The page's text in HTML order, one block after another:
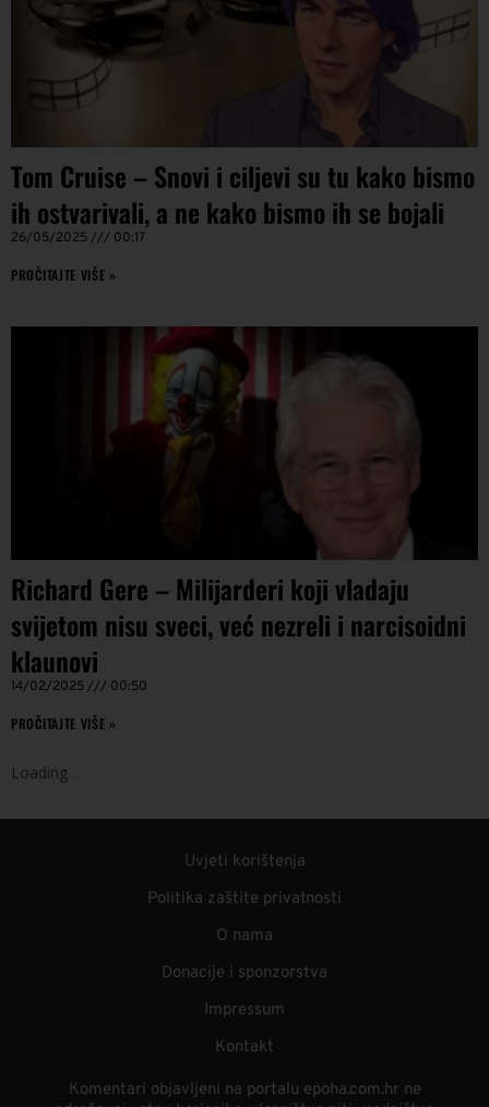
Tom Cruise – Snovi i ciljevi su tu kako bismo
ih ostvarivali, a ne kako bismo ih se bojali
26/05/2025 00:17
PROČITAJTE VIŠE »
Richard Gere – Milijarderi koji vladaju
svijetom nisu sveci, već nezreli i narcisoidni
klaunovi
14/02/2025 00:50
PROČITAJTE VIŠE »
Loading
Uvjeti korištenja
Politika zaštite privatnosti
O nama
Donacije i sponzorstva
Impressum
Kontakt
Komentari objavljeni na portalu epoha.com.hr ne